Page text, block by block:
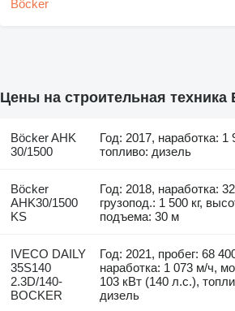
Цены на строительная техника
Böcker AHK
30/1500
Год: 2017, наработка: 1
топливо: дизель
Böcker
AHK30/1500
KS
Год: 2018, наработка:
грузопод.: 1 500 кг,
подъема: 30 м
IVECO DAILY
35S140
2.3D/140-
BOCKER
Год: 2021, пробег: 68
наработка: 1 073 м/ч,
103 кВт (140 л.с.),
дизель